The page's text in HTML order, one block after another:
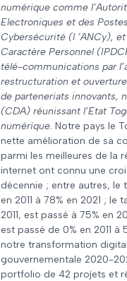
numérique comme
Electroniques et des
Cybersécurité (l ’ANCy),
Caractère Personnel
télé-communications par
restructuration et
de parteneriats innovants,
(CDA) réunissant l’Etat
numérique. Notre pays le
nette amélioration de sa
parmi les meilleures de la
internet ont connu une
décennie ; entre autres, le
en 2011 à 78% en 2021 ;
2011, est passé à 75% en
est passé de 0% en 2011 à
notre transformation
gouvernementale 2020-
portfolio de 42 projets et